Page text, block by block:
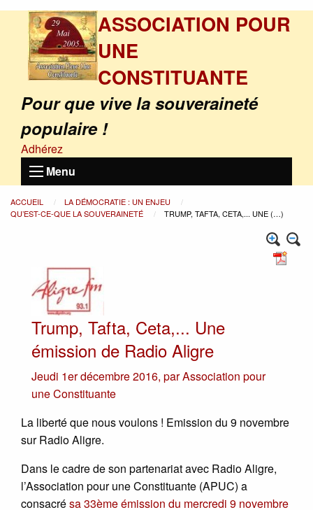
ASSOCIATION POUR
UNE
CONSTITUANTE
Pour que vive la souveraineté
populaire !
Adhérez
Menu
ACCUEIL
LA DÉMOCRATIE : UN ENJEU
QU’EST-CE-QUE LA SOUVERAINETÉ
TRUMP, TAFTA, CETA,... UNE (…)
Trump, Tafta, Ceta,... Une
émission de Radio Aligre
Jeudi 1er décembre 2016, parAssociation pour
une Constituante
La liberté que nous voulons ! Emission du 9 novembre
sur Radio Aligre.
Dans le cadre de son partenariat avec Radio Aligre,
l’Association pour une Constituante (APUC) a
consacrésa 33ème émission du mercredi 9 novembre